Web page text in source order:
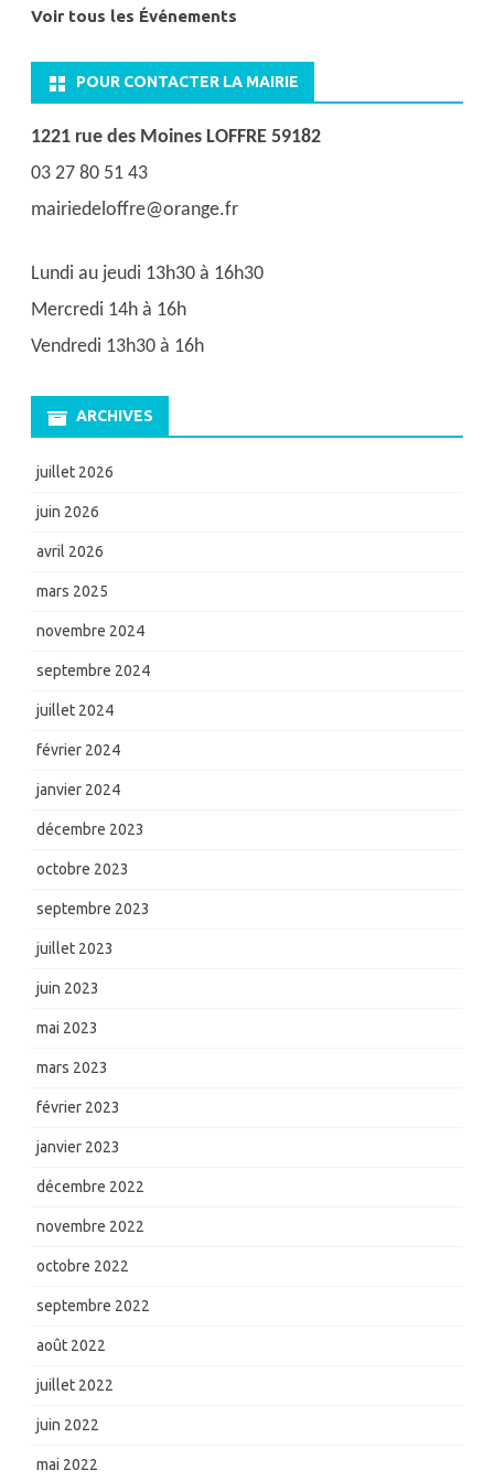
Voir tous les Événements
POUR CONTACTER LA MAIRIE
1221 rue des Moines LOFFRE 59182
03 27 80 51 43
mairiedeloffre@orange.fr
Lundi au jeudi 13h30 à 16h30
Mercredi 14h à 16h
Vendredi 13h30 à 16h
ARCHIVES
juillet 2026
juin 2026
avril 2026
mars 2025
novembre 2024
septembre 2024
juillet 2024
février 2024
janvier 2024
décembre 2023
octobre 2023
septembre 2023
juillet 2023
juin 2023
mai 2023
mars 2023
février 2023
janvier 2023
décembre 2022
novembre 2022
octobre 2022
septembre 2022
août 2022
juillet 2022
juin 2022
mai 2022